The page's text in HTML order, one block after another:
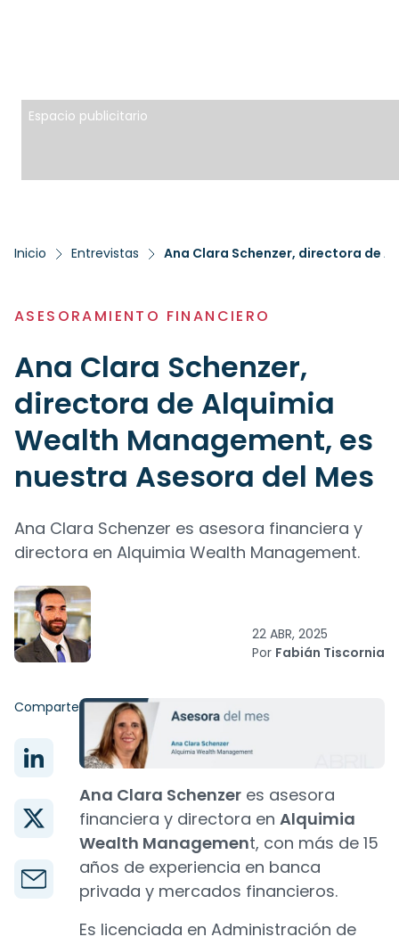
Espacio publicitario
Inicio Entrevistas Ana Clara Schenzer, directora de
ASESORAMIENTO FINANCIERO
Ana Clara Schenzer,
directora de Alquimia
Wealth Management, es
nuestra Asesora del Mes
Ana Clara Schenzer es asesora financiera y
directora en Alquimia Wealth Management.
22 ABR, 2025
Por Fabián Tiscornia
Comparte
Ana Clara Schenzer es asesora
financiera y directora en Alquimia
Wealth Management, con más de 15
años de experiencia en banca
privada y mercados financieros.
Es licenciada en Administración de